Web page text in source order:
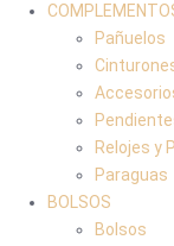
Pañuelos
Relojes y
Paraguas
BOLSOS
Bolsos